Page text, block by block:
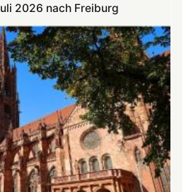
2026 nach Freiburg